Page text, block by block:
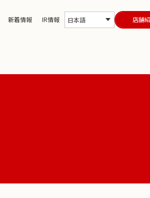
新着情報 IR情報 日本語 店舗